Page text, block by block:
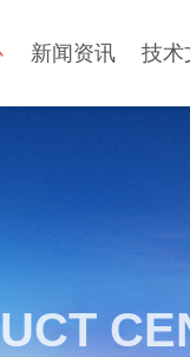
新闻资讯 技术